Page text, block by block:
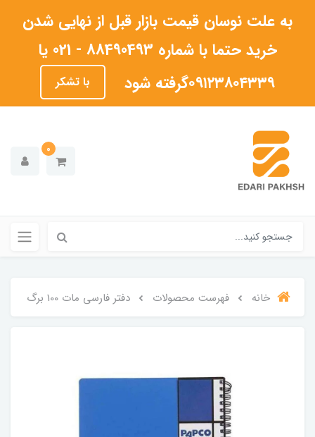
به علت نوسان قیمت بازار قبل از نهایی شدن
خرید حتما با شماره 88490493 - 021 یا
۰۹۱۲۳۸۰۴۳۳۹گرفته شود
با تشکر
0
خانه فهرست محصولات دفتر فارسی مات 100 برگ